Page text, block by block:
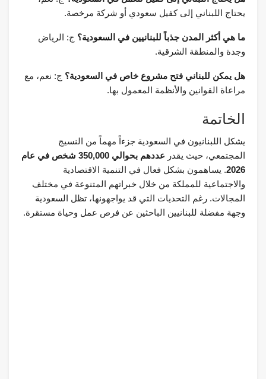
يحتاج اللبناني إلى كفيل سعودي أو شركة مرخصة.
ما هي أكثر المدن جذباً للبنانيين في السعودية؟ ج: الرياض
وجدة والمنطقة الشرقية.
هل يمكن للبناني فتح مشروع خاص في السعودية؟ ج: نعم، مع
مراعاة القوانين والأنظمة المعمول بها.
الخاتمة
يشكل اللبنانيون في السعودية جزءاً مهماً من النسيج
المجتمعي، حيث يقدر
عددهم بحوالي 350,000 شخص في عام
2026. يساهمون بشكل فعال في التنمية الاقتصادية
والاجتماعية للمملكة من خلال خبراتهم المتنوعة في مختلف
المجالات. رغم التحديات التي قد يواجهونها، تظل السعودية
وجهة مفضلة للبنانيين الباحثين عن فرص عمل وحياة مستقرة.